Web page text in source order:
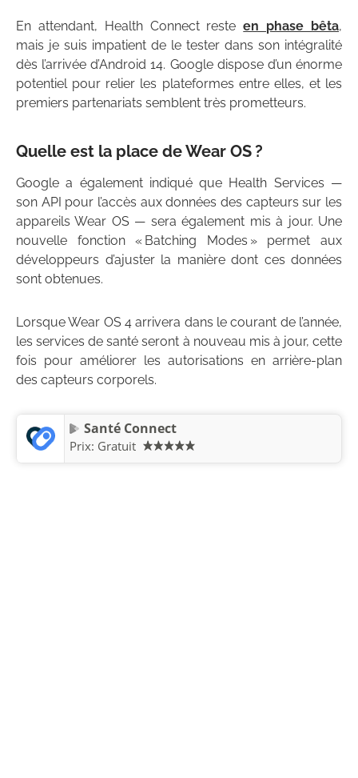
En attendant, Health Connect resteen phase bêta,
mais je suis impatient de le tester dans son intégralité
dès l’arrivée d’Android 14. Google dispose d’un énorme
potentiel pour relier les plateformes entre elles, et les
premiers partenariats semblent très prometteurs.
Quelle est la place de Wear OS ?
Google a également indiqué que Health Services —
son API pour l’accès aux données des capteurs sur les
appareils Wear OS — sera également mis à jour. Une
nouvelle fonction « Batching Modes » permet aux
développeurs d’ajuster la manière dont ces données
sont obtenues.
Lorsque Wear OS 4 arrivera dans le courant de l’année,
les services de santé seront à nouveau mis à jour, cette
fois pour améliorer les autorisations en arrière-plan
des capteurs corporels.
Santé Connect
Prix: Gratuit